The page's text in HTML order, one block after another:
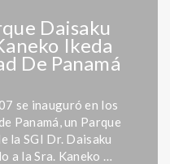
Daisaku
Ikeda
De Panamá
se inauguró en los
Panamá, un Parque
la SGI Dr. Daisaku
a la Sra. Kaneko …